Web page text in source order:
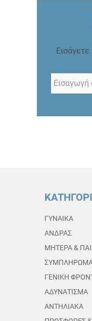
ΓΥΝΑΙΚΑ
ΑΝΔΡΑΣ
ΜΗΤΕΡΑ &
ΓΕΝΙΚΗ
ΑΔΥΝΑΤΙΣΜΑ
ΑΝΤΗΛΙΑΚΑ